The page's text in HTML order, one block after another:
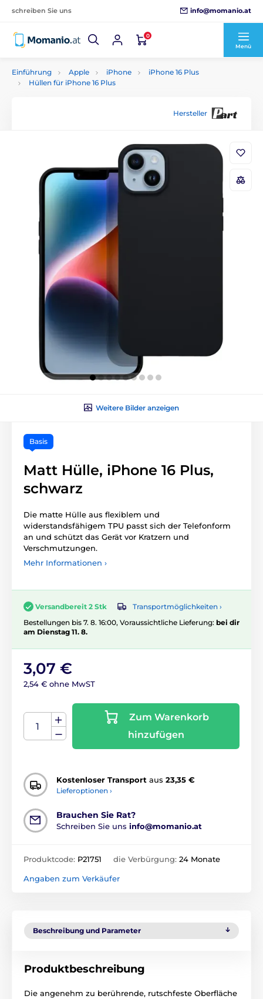
schreiben Sie uns info@momanio.at
0
Menü
Einführung Apple iPhone
iPhone 16 Plus
Hüllen für iPhone 16 Plus
Hersteller
Weitere Bilder anzeigen
Basis
Matt Hülle, iPhone 16 Plus,
schwarz
Die matte Hülle aus flexiblem und
widerstandsfähigem TPU passt sich der Telefonform
an und schützt das Gerät vor Kratzern und
Verschmutzungen.
Mehr Informationen ›
Versandbereit 2 Stk
Transportmöglichkeiten ›
Bestellungen bis 7. 8. 16:00, Voraussichtliche Lieferung: bei dir
am Dienstag 11. 8.
3,07 €
2,54 € ohne MwST
Zum Warenkorb
hinzufügen
Kostenloser Transport aus 23,35 €
Lieferoptionen ›
Brauchen Sie Rat?
Schreiben Sie uns info@momanio.at
Produktcode: P21751 die Verbürgung: 24 Monate
Angaben zum Verkäufer
Beschreibung und Parameter
Produktbeschreibung
Die angenehm zu berührende, rutschfeste Oberfläche